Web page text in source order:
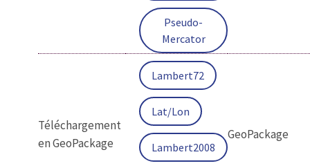
Pseudo-
Mercator
Téléchargement
en GeoPackage
Lambert72
Lat/Lon
Lambert2008
GeoPackage